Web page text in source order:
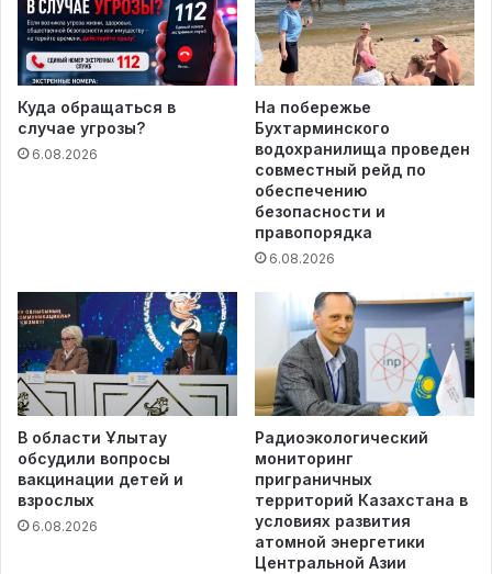
Куда обращаться в
случае угрозы?
6.08.2026
На побережье
Бухтарминского
водохранилища проведен
совместный рейд по
обеспечению
безопасности и
правопорядка
6.08.2026
В области Ұлытау
обсудили вопросы
вакцинации детей и
взрослых
6.08.2026
Радиоэкологический
мониторинг
приграничных
территорий Казахстана в
условиях развития
атомной энергетики
Центральной Азии